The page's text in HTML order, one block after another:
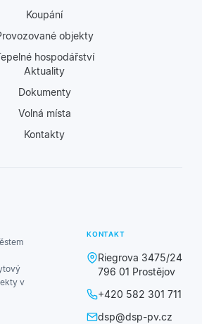
v
Koupání
objekty
hospodářství
Aktuality
Dokumenty
Volná místa
Kontakty
KONTAKT
Riegrova 3475/24
796 01 Prostějov
+420 582 301 711
dsp@dsp-pv.cz